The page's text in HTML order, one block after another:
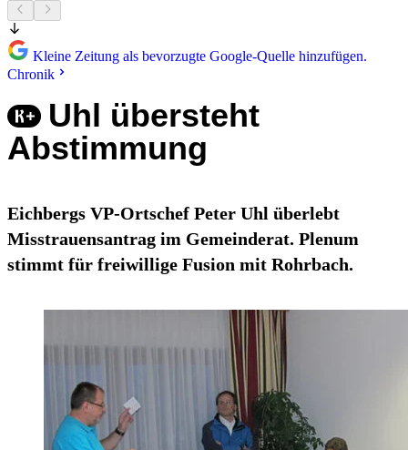
Kleine Zeitung als bevorzugte Google-Quelle hinzufügen.
Chronik
Uhl übersteht
Abstimmung
Eichbergs VP-Ortschef Peter Uhl überlebt
Misstrauensantrag im Gemeinderat. Plenum
stimmt für freiwillige Fusion mit Rohrbach.